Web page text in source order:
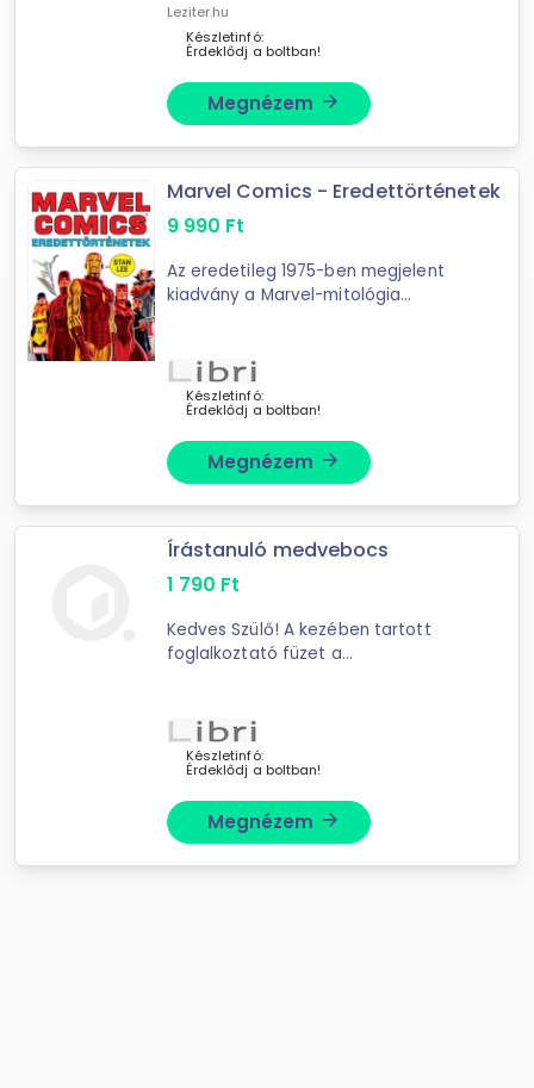
Leziter.hu
Készletinfó:
Érdeklődj a boltban!
Megnézem arrow_forward
Marvel Comics - Eredettörténetek
9 990 Ft
Az eredetileg 1975-ben megjelent
kiadvány a Marvel-mitológia
lapozgatva megismerkedhetünk az
X-Men, ...
Készletinfó:
Érdeklődj a boltban!
Megnézem arrow_forward
Írástanuló medvebocs
1 790 Ft
Kedves Szülő! A kezében tartott
foglalkoztató füzet a
kortól követi nyomon, négy
korosztályra, ...
Készletinfó:
Érdeklődj a boltban!
Megnézem arrow_forward